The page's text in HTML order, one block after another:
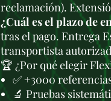
reclamación).
¿Cuál es el plazo de
tras el pago. Entrega
transportista
🏆 ¿Por qué elegir
✅ +3000
🔬 Pruebas